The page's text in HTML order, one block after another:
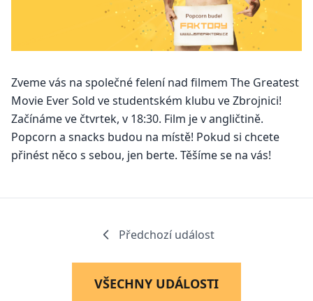
Zveme vás na společné felení nad filmem The Greatest
Movie Ever Sold ve studentském klubu ve Zbrojnici!
Začínáme ve čtvrtek, v 18:30. Film je v angličtině.
Popcorn a snacks budou na místě! Pokud si chcete
přinést něco s sebou, jen berte. Těšíme se na vás!
Předchozí událost
VŠECHNY UDÁLOSTI